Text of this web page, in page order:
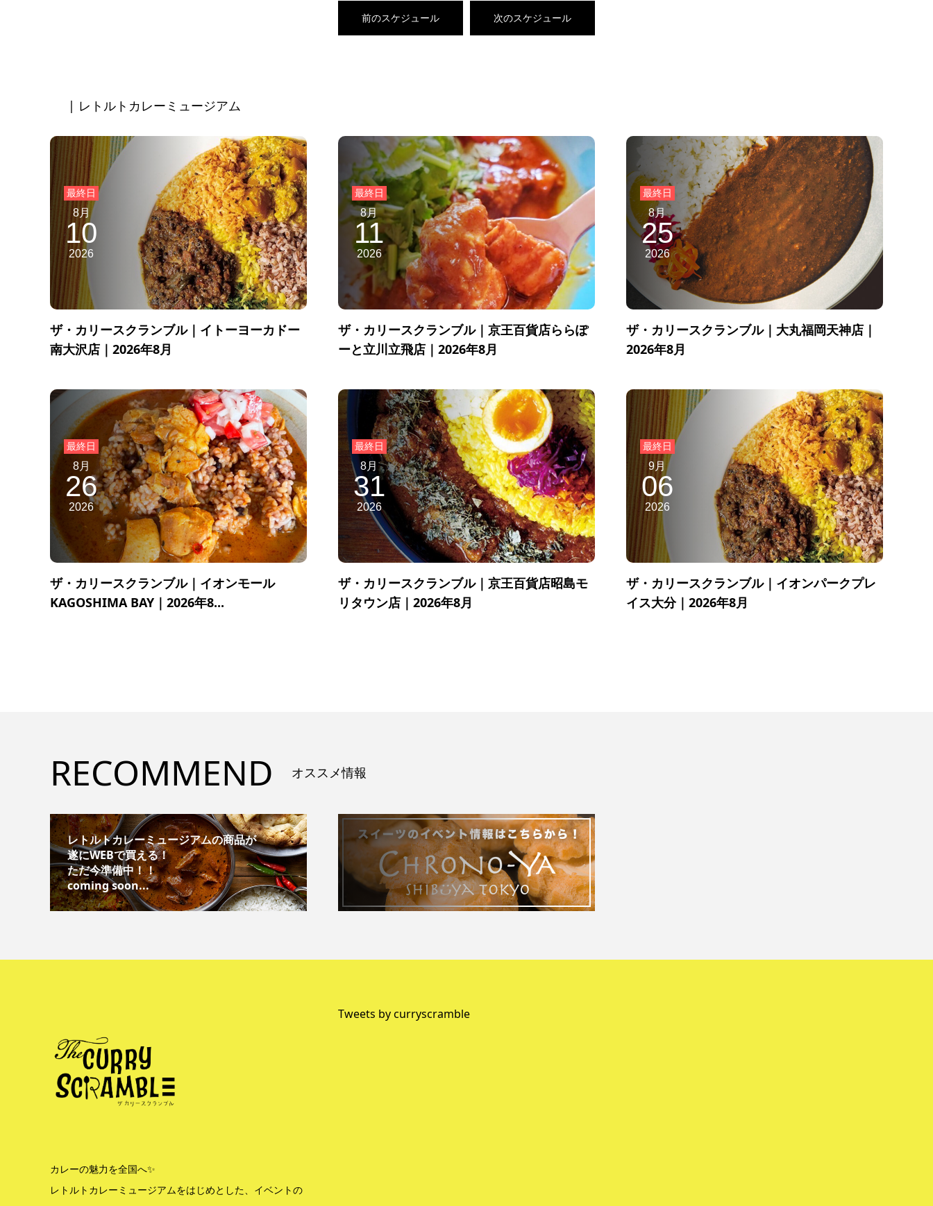
前のスケジュール 次のスケジュール
| レトルトカレーミュージアム
8月
10
2026
ザ・カリースクランブル｜イトーヨーカドー
南大沢店｜2026年8月
8月
11
2026
ザ・カリースクランブル｜京王百貨店ららぽ
ーと立川立飛店｜2026年8月
8月
25
2026
ザ・カリースクランブル｜大丸福岡天神店｜
2026年8月
8月
26
2026
ザ・カリースクランブル｜イオンモール
KAGOSHIMA BAY｜2026年8...
8月
31
2026
ザ・カリースクランブル｜京王百貨店昭島モ
リタウン店｜2026年8月
9月
06
2026
ザ・カリースクランブル｜イオンパークプレ
イス大分｜2026年8月
RECOMMEND オススメ情報
レトルトカレーミュージアムの商品が
遂にWEBで買える！
ただ今準備中！！
coming soon...
カレーの魅力を全国へ✨
レトルトカレーミュージアムをはじめとした、イベントの
Tweets by curryscramble